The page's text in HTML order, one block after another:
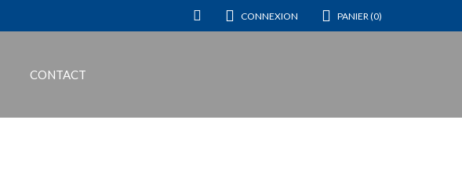
CONNEXION PANIER (0)
CONTACT